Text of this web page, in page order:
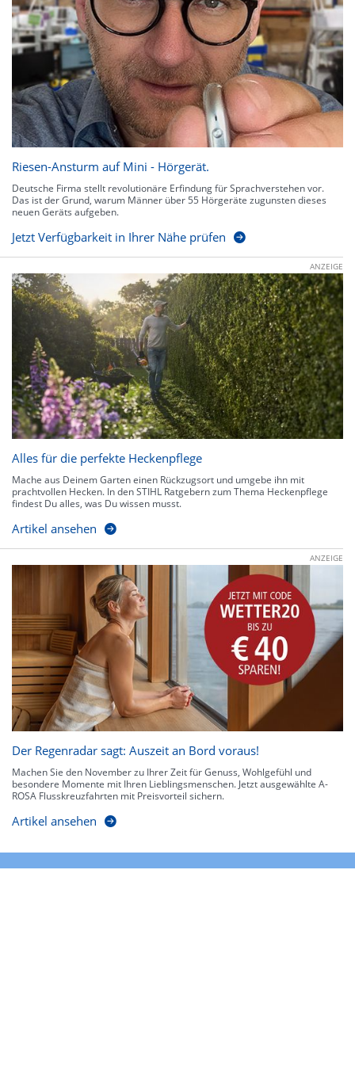
Riesen-Ansturm auf Mini - Hörgerät.
Deutsche Firma stellt revolutionäre Erfindung für Sprachverstehen vor.
Das ist der Grund, warum Männer über 55 Hörgeräte zugunsten dieses
neuen Geräts aufgeben.
Jetzt Verfügbarkeit in Ihrer Nähe prüfen
ANZEIGE
Alles für die perfekte Heckenpflege
Mache aus Deinem Garten einen Rückzugsort und umgebe ihn mit
prachtvollen Hecken. In den STIHL Ratgebern zum Thema Heckenpflege
findest Du alles, was Du wissen musst.
Artikel ansehen
ANZEIGE
Der Regenradar sagt: Auszeit an Bord voraus!
Machen Sie den November zu Ihrer Zeit für Genuss, Wohlgefühl und
besondere Momente mit Ihren Lieblingsmenschen. Jetzt ausgewählte A-
ROSA Flusskreuzfahrten mit Preisvorteil sichern.
Artikel ansehen